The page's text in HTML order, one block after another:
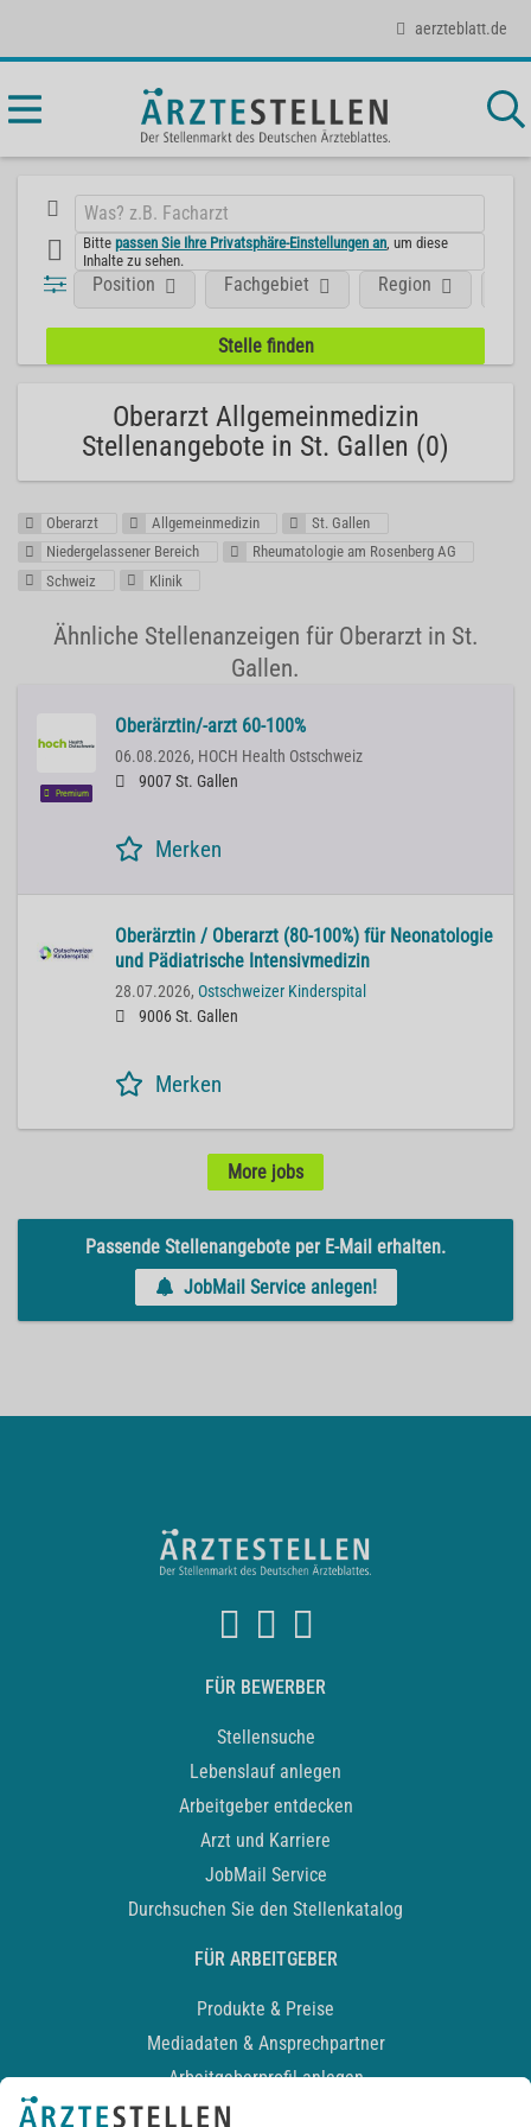
aerzteblatt.de
Bittepassen Sie Ihre Privatsphäre-Einstellungen an , um diese
Inhalte zu sehen.
Position Fachgebiet Region
Oberarzt Allgemeinmedizin
Stellenangebote in St. Gallen (0)
Oberarzt Allgemeinmedizin
St. Gallen
Niedergelassener Bereich
Rheumatologie am Rosenberg AG
Schweiz
Klinik
Ähnliche Stellenanzeigen für Oberarzt in St.
Gallen.
Premium
Oberärztin/-arzt 60-100%
06.08.2026, HOCH Health Ostschweiz
9007 St. Gallen
Merken
Oberärztin / Oberarzt (80-100%) für Neonatologie
und Pädiatrische Intensivmedizin
28.07.2026, Ostschweizer Kinderspital
9006 St. Gallen
Merken
More jobs
Passende Stellenangebote per E-Mail erhalten.
JobMail Service anlegen!
FÜR BEWERBER
Stellensuche
Lebenslauf anlegen
Arbeitgeber entdecken
Arzt und Karriere
JobMail Service
Durchsuchen Sie den Stellenkatalog
FÜR ARBEITGEBER
Produkte & Preise
Mediadaten & Ansprechpartner
Arbeitgeberprofil anlegen
Recruiting-Podcast